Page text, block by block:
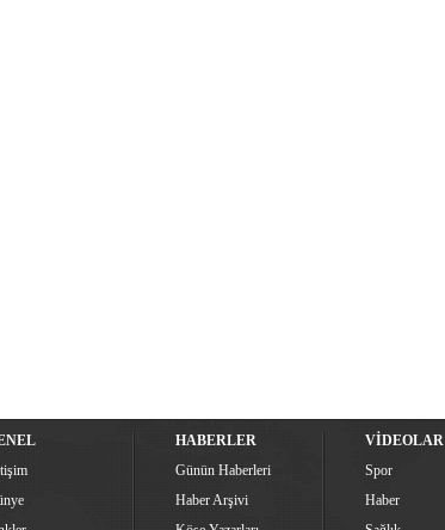
HABERLER
Günün Haberleri
Haber Arşivi
VİDEOLAR
Spor
Haber